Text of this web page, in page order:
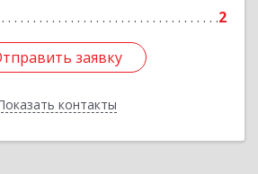
2
заявку
контакты
заявку
Назад